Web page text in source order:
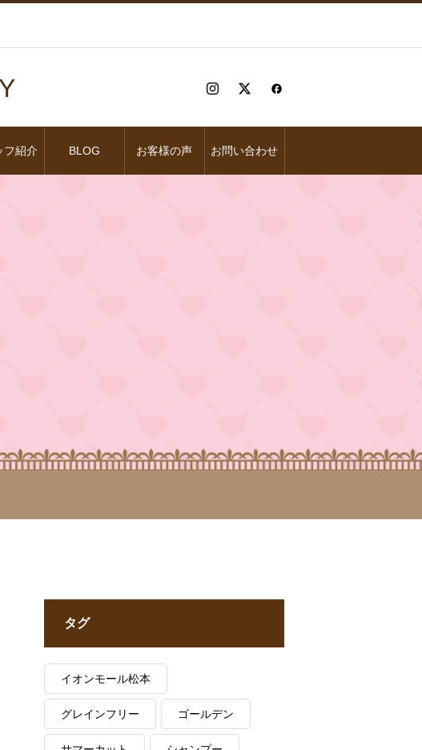
フ紹介 BLOG お客様の声 お問い合わせ
タグ
イオンモール松本
グレインフリー ゴールデン